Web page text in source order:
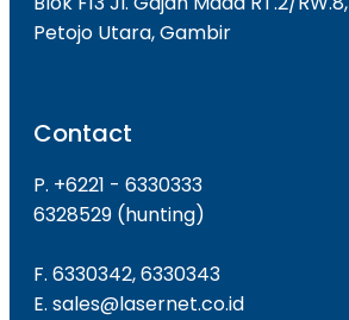
Petojo Utara, Gambir
Contact
P. +6221 - 6330333
6328529 (hunting)
F. 6330342, 6330343
E. sales@lasernet.co.id